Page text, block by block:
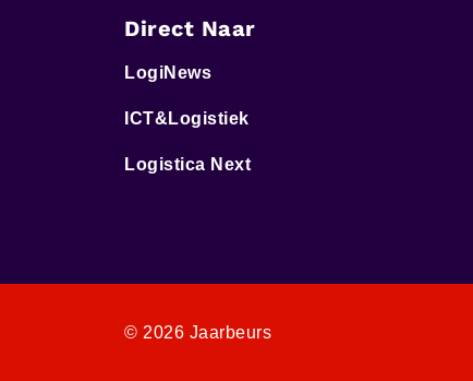
Direct Naar
LogiNews
ICT&Logistiek
Logistica Next
© 2026 Jaarbeurs